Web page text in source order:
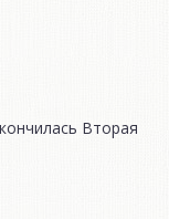
Вторая